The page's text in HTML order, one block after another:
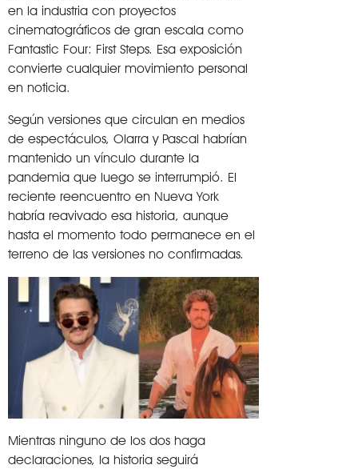
en la industria con proyectos
cinematográficos de gran escala como
Fantastic Four: First Steps. Esa exposición
convierte cualquier movimiento personal
en noticia.
Según versiones que circulan en medios
de espectáculos, Olarra y Pascal habrían
mantenido un vínculo durante la
pandemia que luego se interrumpió. El
reciente reencuentro en Nueva York
habría reavivado esa historia, aunque
hasta el momento todo permanece en el
terreno de las versiones no confirmadas.
Mientras ninguno de los dos haga
declaraciones, la historia seguirá